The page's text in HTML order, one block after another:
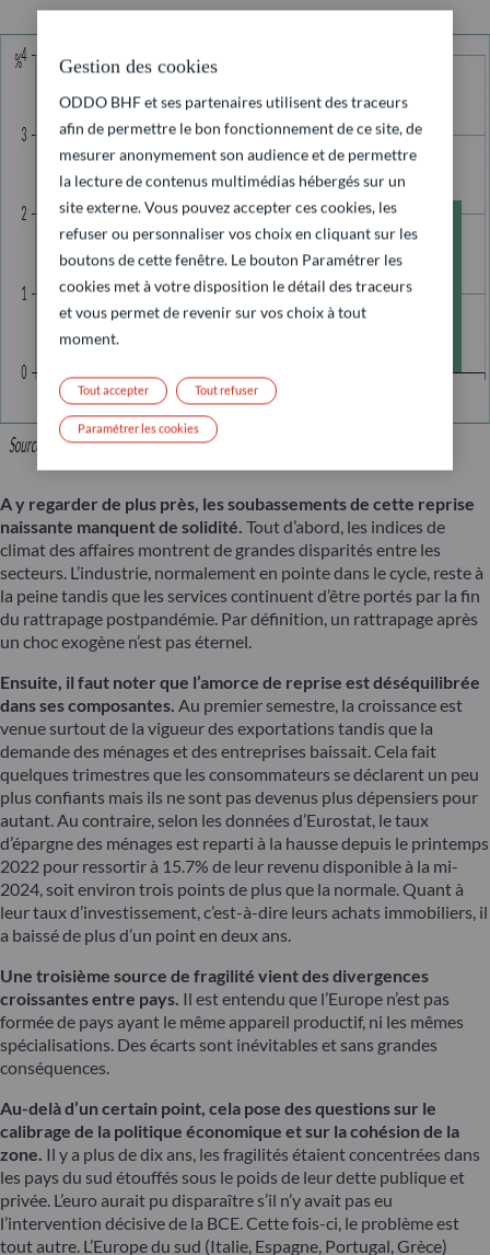
A y regarder de plus près, les soubassements de cette reprise
naissante manquent de solidité. Tout d’abord, les indices de
climat des affaires montrent de grandes disparités entre les
secteurs. L’industrie, normalement en pointe dans le cycle, reste à
la peine tandis que les services continuent d’être portés par la fin
du rattrapage postpandémie. Par définition, un rattrapage après
un choc exogène n’est pas éternel.
Ensuite, il faut noter que l’amorce de reprise est déséquilibrée
dans ses composantes. Au premier semestre, la croissance est
venue surtout de la vigueur des exportations tandis que la
demande des ménages et des entreprises baissait. Cela fait
quelques trimestres que les consommateurs se déclarent un peu
plus confiants mais ils ne sont pas devenus plus dépensiers pour
autant. Au contraire, selon les données d’Eurostat, le taux
d’épargne des ménages est reparti à la hausse depuis le printemps
2022 pour ressortir à 15.7% de leur revenu disponible à la mi-
2024, soit environ trois points de plus que la normale. Quant à
leur taux d’investissement, c’est-à-dire leurs achats immobiliers, il
a baissé de plus d’un point en deux ans.
Une troisième source de fragilité vient des divergences
croissantes entre pays. Il est entendu que l’Europe n’est pas
formée de pays ayant le même appareil productif, ni les mêmes
spécialisations. Des écarts sont inévitables et sans grandes
conséquences.
Au-delà d’un certain point, cela pose des questions sur le
calibrage de la politique économique et sur la cohésion de la
zone. Il y a plus de dix ans, les fragilités étaient concentrées dans
les pays du sud étouffés sous le poids de leur dette publique et
privée. L’euro aurait pu disparaître s’il n’y avait pas eu
l’intervention décisive de la BCE. Cette fois-ci, le problème est
tout autre. L’Europe du sud (Italie, Espagne, Portugal, Grèce)
Gestion des cookies
ODDO BHF et ses partenaires utilisent des traceurs
afin de permettre le bon fonctionnement de ce site, de
mesurer anonymement son audience et de permettre
la lecture de contenus multimédias hébergés sur un
site externe. Vous pouvez accepter ces cookies, les
refuser ou personnaliser vos choix en cliquant sur les
boutons de cette fenêtre. Le bouton Paramétrer les
cookies met à votre disposition le détail des traceurs
et vous permet de revenir sur vos choix à tout
moment.
Tout refuser
Tout accepter
Paramétrer les cookies